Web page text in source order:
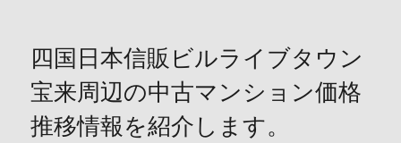
四国日本信販ビルライブタウン
宝来周辺の中古マンション価格
推移情報を紹介します。